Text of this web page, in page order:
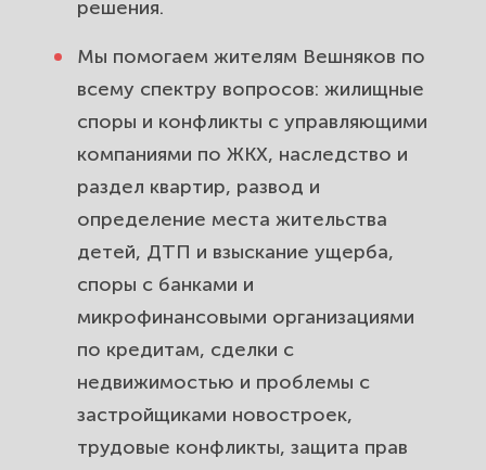
Земельные споры и дачные
вопросы для жителей Вешняков:
границы, межевание, оформление
Выезд юриста по району Вешняки
и онлайн-сопровождение.
Поможем, не выходя из дома.
Сопровождаем дело от первой
консультации до исполнения
до конца.
решения.
Мы помогаем жителям Вешняков по
всему спектру вопросов: жилищные
споры и конфликты с управляющими
компаниями по ЖКХ, наследство и
раздел квартир, развод и
определение места жительства
детей, ДТП и взыскание ущерба,
споры с банками и
микрофинансовыми организациями
по кредитам, сделки с
недвижимостью и проблемы с
застройщиками новостроек,
трудовые конфликты, защита прав